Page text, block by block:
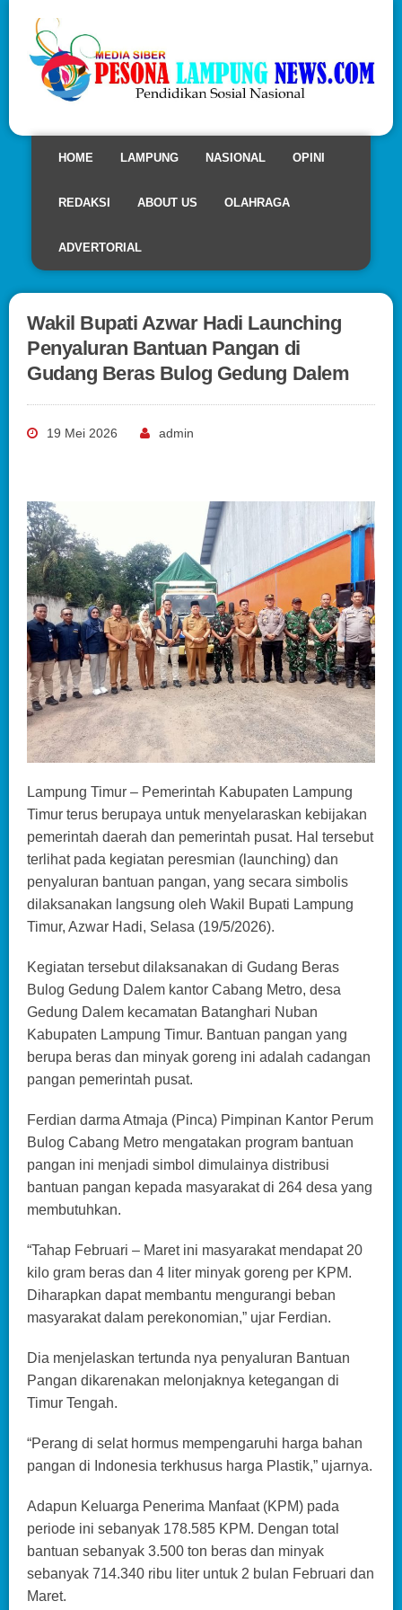
HOME LAMPUNG NASIONAL OPINI
REDAKSI ABOUT US OLAHRAGA
ADVERTORIAL
Wakil Bupati Azwar Hadi Launching
Penyaluran Bantuan Pangan di
Gudang Beras Bulog Gedung Dalem
19 Mei 2026 admin
Lampung Timur – Pemerintah Kabupaten Lampung
Timur terus berupaya untuk menyelaraskan kebijakan
pemerintah daerah dan pemerintah pusat. Hal tersebut
terlihat pada kegiatan peresmian (launching) dan
penyaluran bantuan pangan, yang secara simbolis
dilaksanakan langsung oleh Wakil Bupati Lampung
Timur, Azwar Hadi, Selasa (19/5/2026).
Kegiatan tersebut dilaksanakan di Gudang Beras
Bulog Gedung Dalem kantor Cabang Metro, desa
Gedung Dalem kecamatan Batanghari Nuban
Kabupaten Lampung Timur. Bantuan pangan yang
berupa beras dan minyak goreng ini adalah cadangan
pangan pemerintah pusat.
Ferdian darma Atmaja (Pinca) Pimpinan Kantor Perum
Bulog Cabang Metro mengatakan program bantuan
pangan ini menjadi simbol dimulainya distribusi
bantuan pangan kepada masyarakat di 264 desa yang
membutuhkan.
“Tahap Februari – Maret ini masyarakat mendapat 20
kilo gram beras dan 4 liter minyak goreng per KPM.
Diharapkan dapat membantu mengurangi beban
masyarakat dalam perekonomian,” ujar Ferdian.
Dia menjelaskan tertunda nya penyaluran Bantuan
Pangan dikarenakan melonjaknya ketegangan di
Timur Tengah.
“Perang di selat hormus mempengaruhi harga bahan
pangan di Indonesia terkhusus harga Plastik,” ujarnya.
Adapun Keluarga Penerima Manfaat (KPM) pada
periode ini sebanyak 178.585 KPM. Dengan total
bantuan sebanyak 3.500 ton beras dan minyak
sebanyak 714.340 ribu liter untuk 2 bulan Februari dan
Maret.